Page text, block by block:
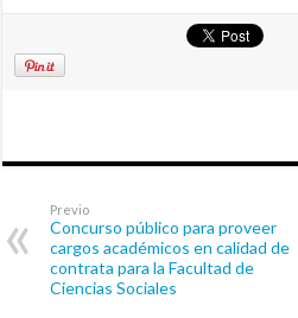
Previo
Concurso público para proveer
cargos académicos en calidad de
contrata para la Facultad de
Ciencias Sociales